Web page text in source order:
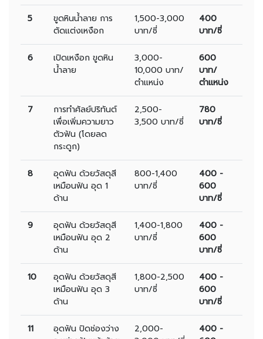
5
ขูดหินน้ำลาย การ
ตัดแต่งเหงือก
1,500-3,000
บาท/ซี่
400
บาท/ซี่
6
เปิดเหงือก ขูดหิน
น้ำลาย
3,000-
10,000 บาท/
ตำแหน่ง
600
บาท/
ตำแหน่ง
7
การทำศัลย์ปริทันต์
เพื่อเพิ่มความยาว
ตัวฟัน (โดยลด
กระดูก)
2,500-
3,500 บาท/ซี่
780
บาท/ซี่
8
อุดฟัน ด้วยวัสดุสี
เหมือนฟัน อุด 1
ด้าน
800-1,400
บาท/ซี่
400 -
600
บาท/ซี่
9
อุดฟัน ด้วยวัสดุสี
เหมือนฟัน อุด 2
ด้าน
1,400-1,800
บาท/ซี่
400 -
600
บาท/ซี่
10
อุดฟัน ด้วยวัสดุสี
เหมือนฟัน อุด 3
ด้าน
1,800-2,500
บาท/ซี่
400 -
600
บาท/ซี่
11
อุดฟัน ปิดช่องว่าง
2,000-
400 -